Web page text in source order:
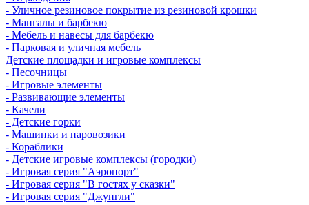
- Уличное резиновое покрытие из резиновой крошки
- Мангалы и барбекю
- Мебель и навесы для барбекю
- Парковая и уличная мебель
Детские площадки и игровые комплексы
- Песочницы
- Игровые элементы
- Развивающие элементы
- Качели
- Детские горки
- Машинки и паровозики
- Кораблики
- Детские игровые комплексы (городки)
- Игровая серия "Аэропорт"
- Игровая серия "В гостях у сказки"
- Игровая серия "Джунгли"